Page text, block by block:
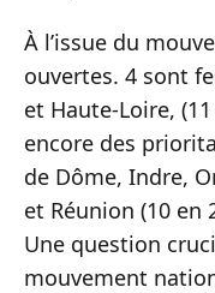
À l’issue du
ouvertes. 4 sont
et Haute-Loire,
encore des
de Dôme, Indre,
et Réunion (10 en
Une question
mouvement